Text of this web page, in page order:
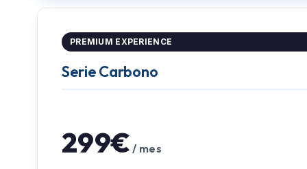
PREMIUM EXPERIENCE
Serie Carbono
299€ / mes